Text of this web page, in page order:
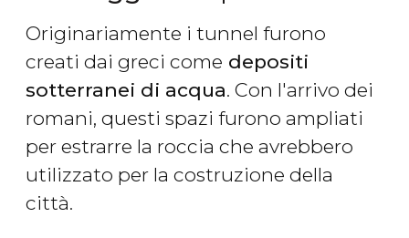
Originariamente i tunnel furono
creati dai greci come depositi
sotterranei di acqua. Con l'arrivo dei
romani, questi spazi furono ampliati
per estrarre la roccia che avrebbero
utilizzato per la costruzione della
città.